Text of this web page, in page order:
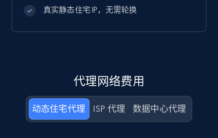
真实静态住宅 IP，无需轮换
代理网络费用
动态住宅代理 ISP 代理 数据中心代理